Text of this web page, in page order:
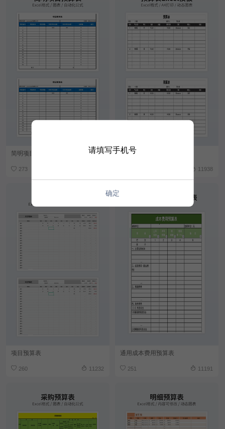
简明项目预算表
273
预算表模板
11938
项目预算表
260 11232
通用成本费用预算表
251 11191
请填写手机号
确定